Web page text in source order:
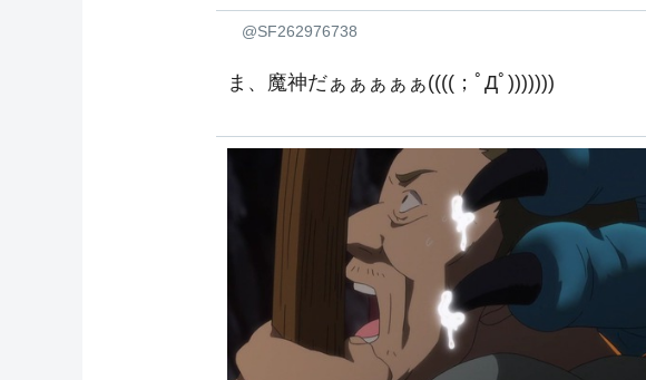
@SF262976738
ま、魔神だぁぁぁぁぁ((((；ﾟДﾟ)))))))